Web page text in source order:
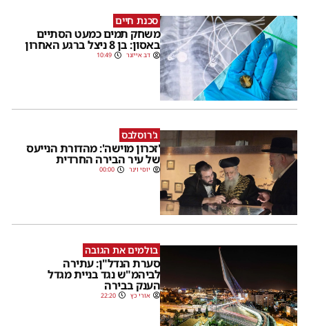
סכנת חיים
משחק תמים כמעט הסתיים
באסון: בן 8 ניצל ברגע האחרון
דב אייזנר 10:49
ג'רוסלבס
'זכרון מוישה': מהדורת הנייעס
של עיר הבירה החרדית
יוסי וינר 00:00
בולמים את הגובה
סערת הנדל"ן: עתירה
לביהמ"ש נגד בניית מגדל
הענק בבירה
אורי כץ 22:20